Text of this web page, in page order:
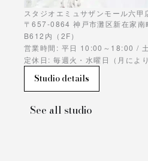
スタジオエミュサザンモール六甲
〒657-0864 神戸市灘区新在家
B612内（2F）
営業時間: 平日 10:00～18:00 /
定休日: 毎週火・水曜日（月によ
Studio details
See all studio